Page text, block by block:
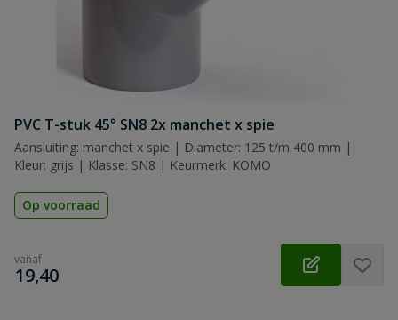
PVC T-stuk 45° SN8 2x manchet x spie
Aansluiting: manchet x spie | Diameter: 125 t/m 400 mm |
Kleur: grijs | Klasse: SN8 | Keurmerk: KOMO
Op voorraad
vanaf
€
19,40